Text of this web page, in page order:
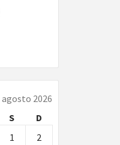
agosto 2026
S
D
1
2